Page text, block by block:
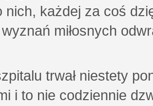
nich, każdej za coś
miłosnych
trwał niestety
i to nie codziennie